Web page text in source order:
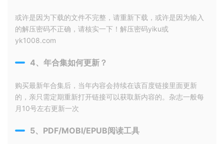
或许是因为下载的文件不完整，请重新下载，或许是因为输入
的解压密码不正确，请核实一下！解压密码yiku或
yk1008.com
4、年合集如何更新？
购买最新年合集后，当年内容会持续在该百度链接里面更新
的，亲只需定期重新打开链接可以获取新内容的。杂志一般每
月10号左右更新一次
5、PDF/MOBI/EPUB阅读工具